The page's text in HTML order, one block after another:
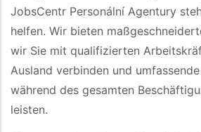
JobsCentr Personální Agentury
helfen. Wir bieten
wir Sie mit qualifizierten
Ausland verbinden und
während des gesamten
leisten.